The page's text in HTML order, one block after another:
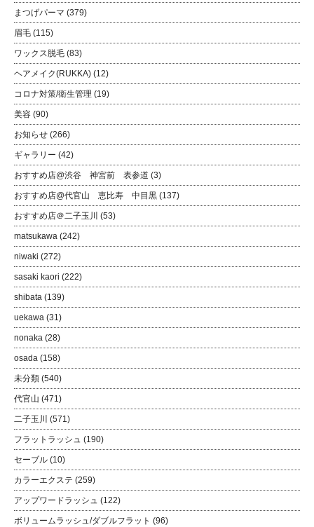
まつげパーマ (379)
眉毛 (115)
ワックス脱毛 (83)
ヘアメイク(RUKKA) (12)
コロナ対策/衛生管理 (19)
美容 (90)
お知らせ (266)
ギャラリー (42)
おすすめ店@渋谷 神宮前 表参道 (3)
おすすめ店@代官山 恵比寿 中目黒 (137)
おすすめ店＠二子玉川 (53)
matsukawa (242)
niwaki (272)
sasaki kaori (222)
shibata (139)
uekawa (31)
nonaka (28)
osada (158)
未分類 (540)
代官山 (471)
二子玉川 (571)
フラットラッシュ (190)
セーブル (10)
カラーエクステ (259)
アップワードラッシュ (122)
ボリュームラッシュ/ダブルフラット (96)